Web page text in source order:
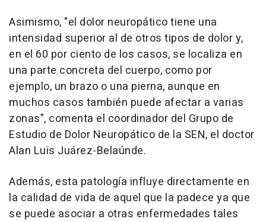
Asimismo, "el dolor neuropático tiene una
intensidad superior al de otros tipos de dolor y,
en el 60 por ciento de los casos, se localiza en
una parte concreta del cuerpo, como por
ejemplo, un brazo o una pierna, aunque en
muchos casos también puede afectar a varias
zonas", comenta el coordinador del Grupo de
Estudio de Dolor Neuropático de la SEN, el doctor
Alan Luis Juárez-Belaúnde.
Además, esta patología influye directamente en
la calidad de vida de aquel que la padece ya que
se puede asociar a otras enfermedades tales